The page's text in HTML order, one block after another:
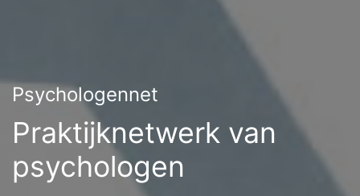
Psychologennet
Praktijknetwerk van
psychologen